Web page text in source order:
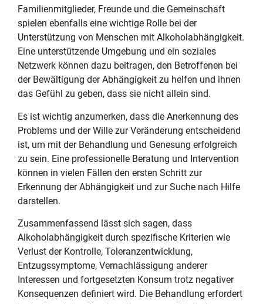
Familienmitglieder, Freunde und die Gemeinschaft
spielen ebenfalls eine wichtige Rolle bei der
Unterstützung von Menschen mit Alkoholabhängigkeit.
Eine unterstützende Umgebung und ein soziales
Netzwerk können dazu beitragen, den Betroffenen bei
der Bewältigung der Abhängigkeit zu helfen und ihnen
das Gefühl zu geben, dass sie nicht allein sind.
Es ist wichtig anzumerken, dass die Anerkennung des
Problems und der Wille zur Veränderung entscheidend
ist, um mit der Behandlung und Genesung erfolgreich
zu sein. Eine professionelle Beratung und Intervention
können in vielen Fällen den ersten Schritt zur
Erkennung der Abhängigkeit und zur Suche nach Hilfe
darstellen.
Zusammenfassend lässt sich sagen, dass
Alkoholabhängigkeit durch spezifische Kriterien wie
Verlust der Kontrolle, Toleranzentwicklung,
Entzugssymptome, Vernachlässigung anderer
Interessen und fortgesetzten Konsum trotz negativer
Konsequenzen definiert wird. Die Behandlung erfordert